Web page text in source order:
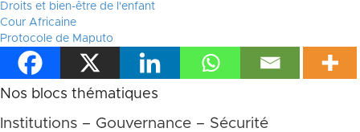
Droits et bien-être de l'enfant
Cour Africaine
Protocole de Maputo
Nos blocs thématiques
Institutions – Gouvernance – Sécurité